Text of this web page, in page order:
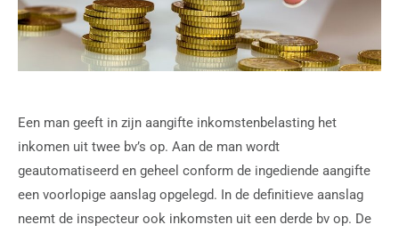
Een man geeft in zijn aangifte inkomstenbelasting het
inkomen uit twee bv’s op. Aan de man wordt
geautomatiseerd en geheel conform de ingediende aangifte
een voorlopige aanslag opgelegd. In de definitieve aanslag
neemt de inspecteur ook inkomsten uit een derde bv op. De